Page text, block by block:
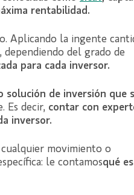
rentabilidad.
Aplicando la ingente
dependiendo del grado de
para cada inversor.
de inversión que
Es decir, contar con
inversor.
movimiento o
le contamosqué